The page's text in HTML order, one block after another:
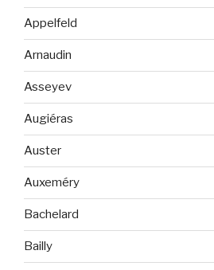
Appelfeld
Arnaudin
Asseyev
Augiéras
Auster
Auxeméry
Bachelard
Bailly